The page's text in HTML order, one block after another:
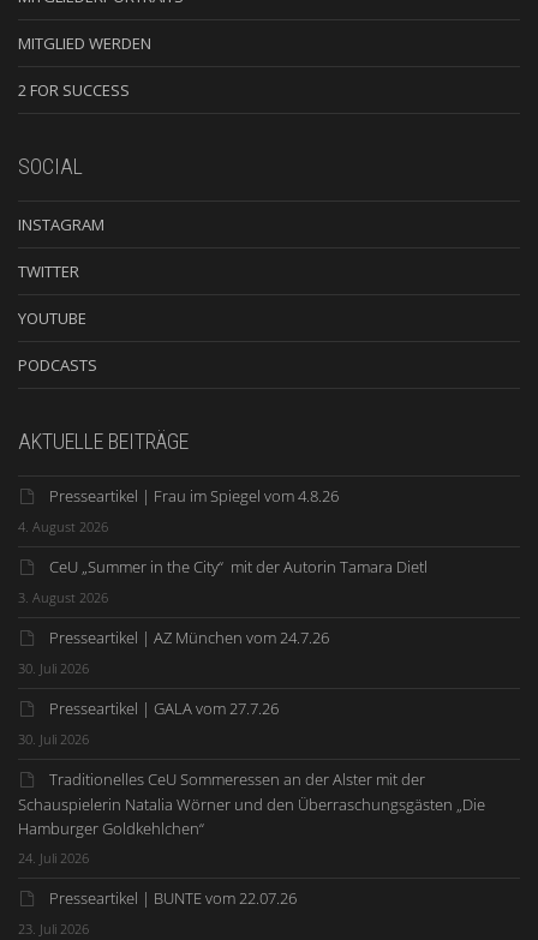
MITGLIED WERDEN
2 FOR SUCCESS
SOCIAL
INSTAGRAM
TWITTER
YOUTUBE
PODCASTS
AKTUELLE BEITRÄGE
Presseartikel | Frau im Spiegel vom 4.8.26
4. August 2026
CeU „Summer in the City“ mit der Autorin Tamara Dietl
3. August 2026
Presseartikel | AZ München vom 24.7.26
30. Juli 2026
Presseartikel | GALA vom 27.7.26
30. Juli 2026
Traditionelles CeU Sommeressen an der Alster mit der
Schauspielerin Natalia Wörner und den Überraschungsgästen „Die
Hamburger Goldkehlchen“
24. Juli 2026
Presseartikel | BUNTE vom 22.07.26
23. Juli 2026